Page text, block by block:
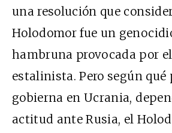
una resolución que
Holodomor fue un
hambruna provocada por
estalinista. Pero según qué
gobierna en Ucrania,
actitud ante Rusia, el